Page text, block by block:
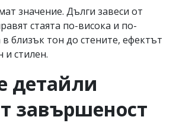
значение. Дълги завеси от
стаята по-висока и по-
в близък тон до стените, ефектът
стилен.
детайли
завършеност